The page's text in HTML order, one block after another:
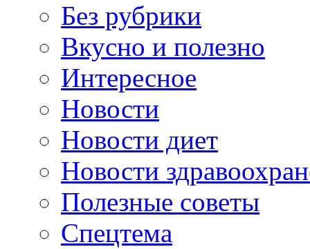
Без рубрики
Вкусно и полезно
Интересное
Новости
Новости диет
Новости
Полезные советы
Спецтема